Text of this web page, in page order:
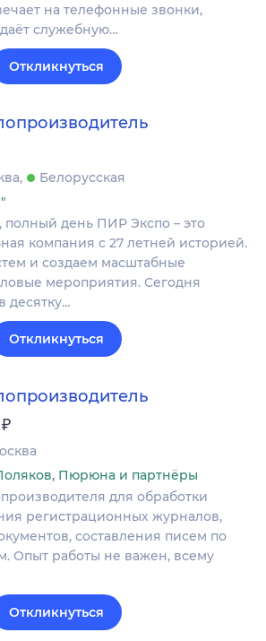
на телефонные звонки,
служебную…
Откликнуться
Белорусская
полный день ПИР Экспо – это
компания с 27 летней историей.
и создаем масштабные
мероприятия. Сегодня
десятку…
Откликнуться
₽
Пюрюна и партнёры
для обработки
регистрационных журналов,
составления писем по
Опыт работы не важен, всему
Откликнуться